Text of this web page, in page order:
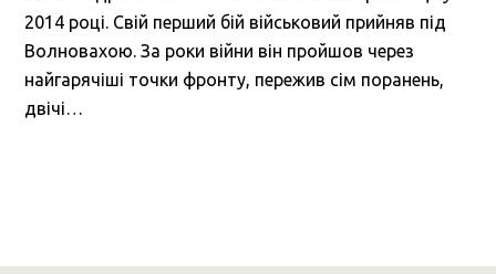
2014 році. Свій перший бій військовий прийняв під
Волновахою. За роки війни він пройшов через
найгарячіші точки фронту, пережив сім поранень,
двічі…